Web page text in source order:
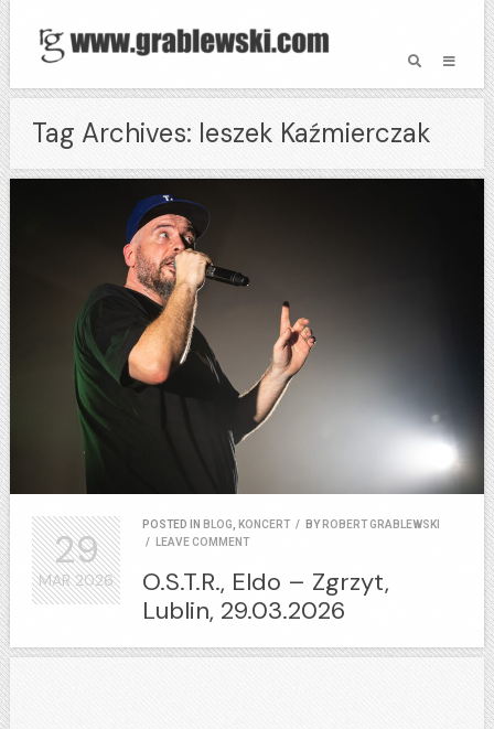
Tag Archives: leszek Kaźmierczak
POSTED IN BLOG, KONCERT / BY ROBERT GRABLEWSKI
/
LEAVE COMMENT
O.S.T.R., Eldo – Zgrzyt,
Lublin, 29.03.2026
29
MAR2026